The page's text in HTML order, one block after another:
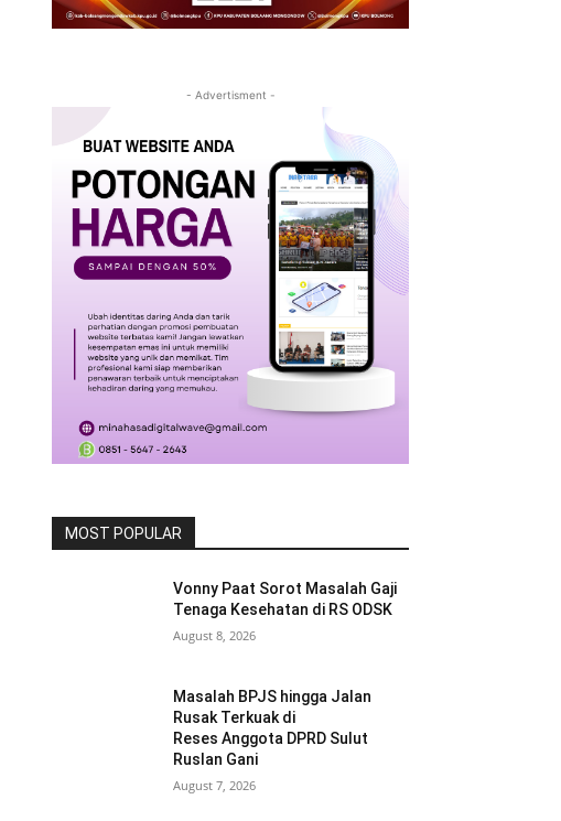
- Advertisment -
MOST POPULAR
Vonny Paat Sorot Masalah Gaji
Tenaga Kesehatan di RS ODSK
August 8, 2026
Masalah BPJS hingga Jalan
Rusak Terkuak di
Reses Anggota DPRD Sulut
Ruslan Gani
August 7, 2026